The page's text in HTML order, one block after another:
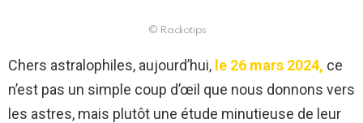
© Radiotips
Chers astralophiles, aujourd’hui, le 26 mars 2024, ce
n’est pas un simple coup d’œil que nous donnons vers
les astres, mais plutôt une étude minutieuse de leur